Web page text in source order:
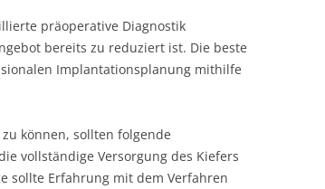
präoperative Diagnostik
bereits zu reduziert ist. Die beste
Implantationsplanung mithilfe
können, sollten folgende
vollständige Versorgung des Kiefers
sollte Erfahrung mit dem Verfahren